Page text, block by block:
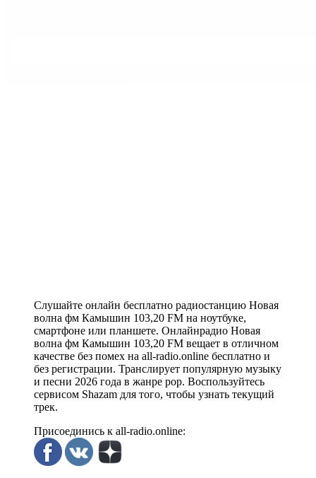
Слушайте онлайн бесплатно радиостанцию Новая
волна фм Камышин 103,20 FM на ноутбуке,
смартфоне или планшете. Онлайнрадио Новая
волна фм Камышин 103,20 FM вещает в отличном
качестве без помех на all-radio.online бесплатно и
без регистрации. Транслирует популярную музыку
и песни 2026 года в жанре pop. Воспользуйтесь
сервисом Shazam для того, чтобы узнать текущий
трек.
Присоединись к all-radio.online: